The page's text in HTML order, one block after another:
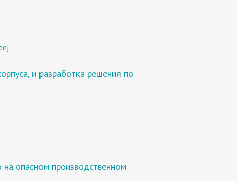
и разработка решения по
на опасном производственном